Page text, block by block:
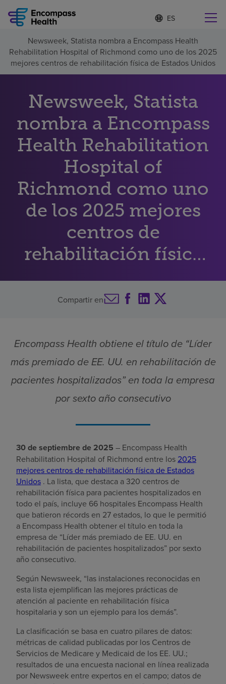
Lista
de
idiomas
contraída
d
o
m
a
e
c
c
i
o
n
d
Encuentre una localidad cerca de usted
Por qué debe elegirnos
Servicios de rehabilitación
Pacientes y cuidadores
Recursos de salud
Acerca de nosotros
Inversores
Newsweek, Statista nombra a Encompass Health
Rehabilitation Hospital of Richmond como uno de los 2025
mejores centros de rehabilitación física de Estados Unidos
Newsweek, Statista
nombra a Encompass
Health Rehabilitation
Hospital of
Richmond como uno
de los 2025 mejores
centros de
rehabilitación física
de Estados Unidos
Compartir en
Encompass Health obtiene el título de “Líder
más premiado de EE. UU. en rehabilitación de
pacientes hospitalizados” en toda la empresa
por sexto año consecutivo
30 de septiembre de 2025 – Encompass Health
Rehabilitation Hospital of Richmond entre los 2025
mejores centros de rehabilitación física de Estados
Unidos . La lista, que destaca a 320 centros de
rehabilitación física para pacientes hospitalizados en
todo el país, incluye 66 hospitales Encompass Health
que batieron récords en 27 estados, lo que le permitió
a Encompass Health obtener el título en toda la
empresa de “Líder más premiado de EE. UU. en
rehabilitación de pacientes hospitalizados” por sexto
año consecutivo.
Según Newsweek, “las instalaciones reconocidas en
esta lista ejemplifican las mejores prácticas de
atención al paciente en rehabilitación física
hospitalaria y son un ejemplo para los demás”.
La clasificación se basa en cuatro pilares de datos:
métricas de calidad publicadas por los Centros de
Servicios de Medicare y Medicaid de los EE. UU.;
resultados de una encuesta nacional en línea realizada
por Newsweek entre expertos en el campo; datos de